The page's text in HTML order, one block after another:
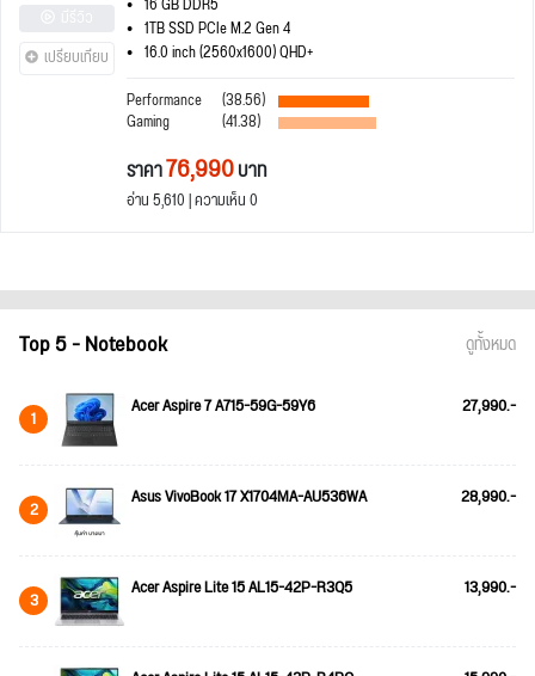
เปรียบเทียบ
1TB SSD PCIe M.2 Gen 4
16.0 inch (2560x1600) QHD+
Performance
(38.56)
Gaming (41.38)
ราคา76,990บาท
อ่าน 5,610 | ความเห็น 0
Top 5 - Notebook ดูทั้งหมด
1 Acer Aspire 7 A715-59G-59Y6 27,990.-
2 Asus VivoBook 17 X1704MA-AU536WA 28,990.-
3 Acer Aspire Lite 15 AL15-42P-R3Q5 13,990.-